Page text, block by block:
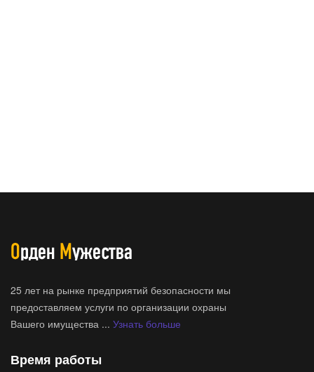
25 лет на рынке предприятий безопасности мы
предоставляем услуги по организации охраны
Вашего имущества ... Узнать больше
Время работы